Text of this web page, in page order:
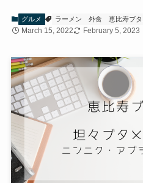
グルメ ラーメン 外食 恵比寿ブ
March 15, 2022 February 5, 2023